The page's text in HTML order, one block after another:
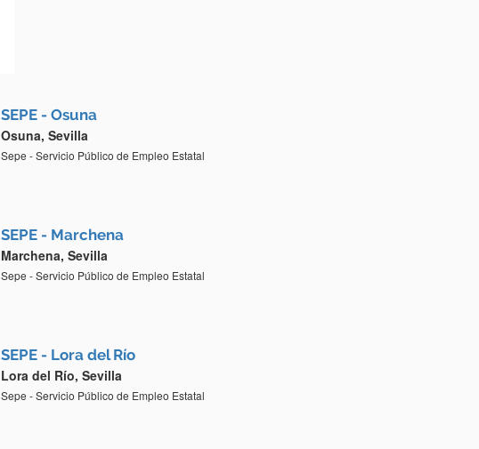
SEPE - Osuna
Osuna, Sevilla
Sepe - Servicio Público de Empleo Estatal
SEPE - Marchena
Marchena, Sevilla
Sepe - Servicio Público de Empleo Estatal
SEPE - Lora del Río
Lora del Río, Sevilla
Sepe - Servicio Público de Empleo Estatal